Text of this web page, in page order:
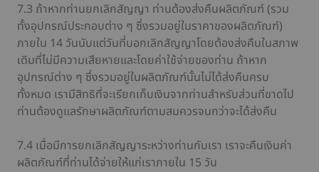
7.3 ถ้าหากท่านยกเลิกสัญญา ท่านต้องส่งคืนผลิตภัณฑ์ (รวม
ทั้งอุปกรณ์ประกอบต่าง ๆ ซึ่งรวมอยู่ในราคาของผลิตภัณฑ์)
ภายใน 14 วันนับแต่วันที่บอกเลิกสัญญาโดยต้องส่งคืนในสภาพ
เดิมที่ไม่มีความเสียหายและโดยค่าใช้จ่ายของท่าน ถ้าหาก
อุปกรณ์ต่าง ๆ ซึ่งรวมอยู่ในผลิตภัณฑ์นั้นไม่ได้ส่งคืนครบ
ทั้งหมด เรามีสิทธิที่จะเรียกเก็บเงินจากท่านสำหรับส่วนที่ขาดไป
ท่านต้องดูแลรักษาผลิตภัณฑ์ตามสมควรจนกว่าจะได้ส่งคืน
7.4 เมื่อมีการยกเลิกสัญญาระหว่างท่านกับเรา เราจะคืนเงินค่า
ผลิตภัณฑ์ที่ท่านได้จ่ายให้แก่เราภายใน 15 วัน